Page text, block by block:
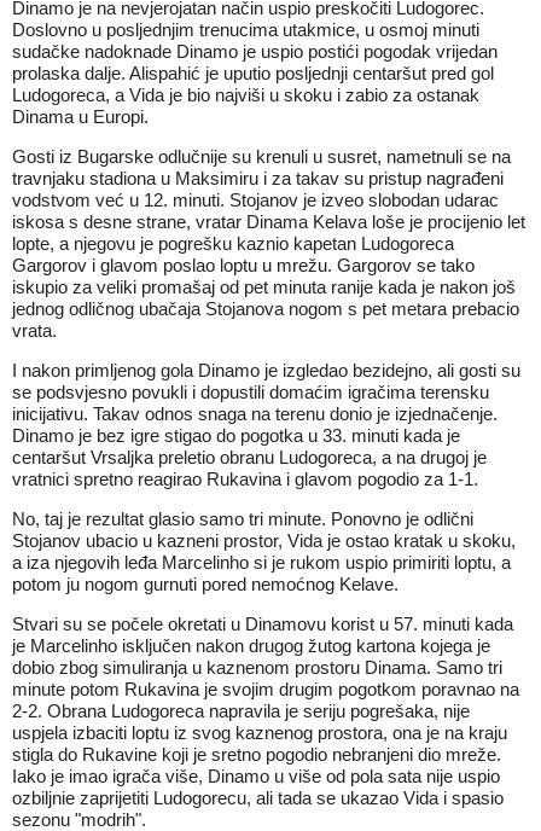
Dinamo je na nevjerojatan način uspio preskočiti Ludogorec.
Doslovno u posljednjim trenucima utakmice, u osmoj minuti
sudačke nadoknade Dinamo je uspio postići pogodak vrijedan
prolaska dalje. Alispahić je uputio posljednji centaršut pred gol
Ludogoreca, a Vida je bio najviši u skoku i zabio za ostanak
Dinama u Europi.
Gosti iz Bugarske odlučnije su krenuli u susret, nametnuli se na
travnjaku stadiona u Maksimiru i za takav su pristup nagrađeni
vodstvom već u 12. minuti. Stojanov je izveo slobodan udarac
iskosa s desne strane, vratar Dinama Kelava loše je procijenio let
lopte, a njegovu je pogrešku kaznio kapetan Ludogoreca
Gargorov i glavom poslao loptu u mrežu. Gargorov se tako
iskupio za veliki promašaj od pet minuta ranije kada je nakon još
jednog odličnog ubačaja Stojanova nogom s pet metara prebacio
vrata.
I nakon primljenog gola Dinamo je izgledao bezidejno, ali gosti su
se podsvjesno povukli i dopustili domaćim igračima terensku
inicijativu. Takav odnos snaga na terenu donio je izjednačenje.
Dinamo je bez igre stigao do pogotka u 33. minuti kada je
centaršut Vrsaljka preletio obranu Ludogoreca, a na drugoj je
vratnici spretno reagirao Rukavina i glavom pogodio za 1-1.
No, taj je rezultat glasio samo tri minute. Ponovno je odlični
Stojanov ubacio u kazneni prostor, Vida je ostao kratak u skoku,
a iza njegovih leđa Marcelinho si je rukom uspio primiriti loptu, a
potom ju nogom gurnuti pored nemoćnog Kelave.
Stvari su se počele okretati u Dinamovu korist u 57. minuti kada
je Marcelinho isključen nakon drugog žutog kartona kojega je
dobio zbog simuliranja u kaznenom prostoru Dinama. Samo tri
minute potom Rukavina je svojim drugim pogotkom poravnao na
2-2. Obrana Ludogoreca napravila je seriju pogrešaka, nije
uspjela izbaciti loptu iz svog kaznenog prostora, ona je na kraju
stigla do Rukavine koji je sretno pogodio nebranjeni dio mreže.
Iako je imao igrača više, Dinamo u više od pola sata nije uspio
ozbiljnie zaprijetiti Ludogorecu, ali tada se ukazao Vida i spasio
sezonu "modrih".